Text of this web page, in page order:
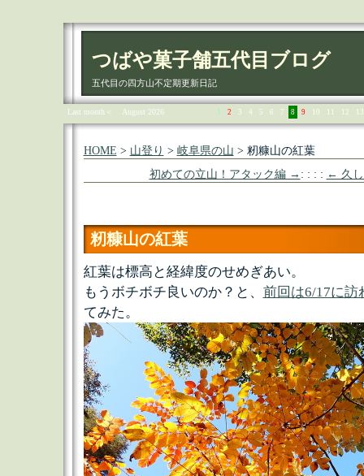
つばや菓子舗五代目ブログ
五代目の四方山不定期更新日記
Last month＜ August 2026 1 2 3 4 5 6 7 8 9 10 11 12 13
HOME > 山登り > 岐阜県の山 > 籾糠山の紅葉
初めての立山！アタック編 → : : : : ← 久
籾糠山の紅葉
紅葉は標高と経緯度のせめぎあい。
もうボチボチ良いのか？と、 前回は6/17に訪
てみた。